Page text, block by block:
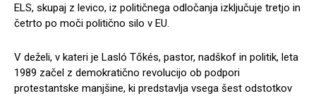
ELS, skupaj z levico, iz političnega odločanja izključuje tretjo in
četrto po moči politično silo v EU.
V deželi, v kateri je Lasló Tőkés, pastor, nadškof in politik, leta
1989 začel z demokratično revolucijo ob podpori
protestantske manjšine, ki predstavlja vsega šest odstotkov